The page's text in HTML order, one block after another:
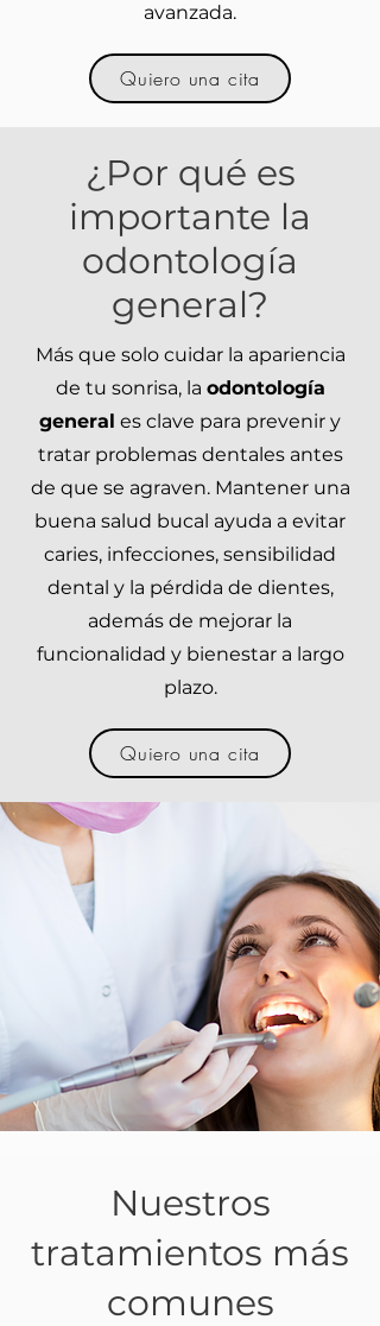
avanzada.
Quiero una cita
¿Por qué es
importante la
odontología
general?
Más que solo cuidar la apariencia
de tu sonrisa, la odontología
general es clave para prevenir y
tratar problemas dentales antes
de que se agraven. Mantener una
buena salud bucal ayuda a evitar
caries, infecciones, sensibilidad
dental y la pérdida de dientes,
además de mejorar la
funcionalidad y bienestar a largo
plazo.
Quiero una cita
Nuestros
tratamientos más
comunes